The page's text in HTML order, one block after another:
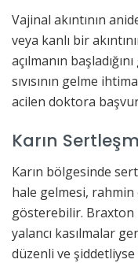
Vajinal akıntının
veya kanlı bir
açılmanın
sıvısının gelme
acilen doktora
Karın
Karın bölgesinde
hale gelmesi, rahmin
gösterebilir. Braxton
yalancı kasılmalar
düzenli ve